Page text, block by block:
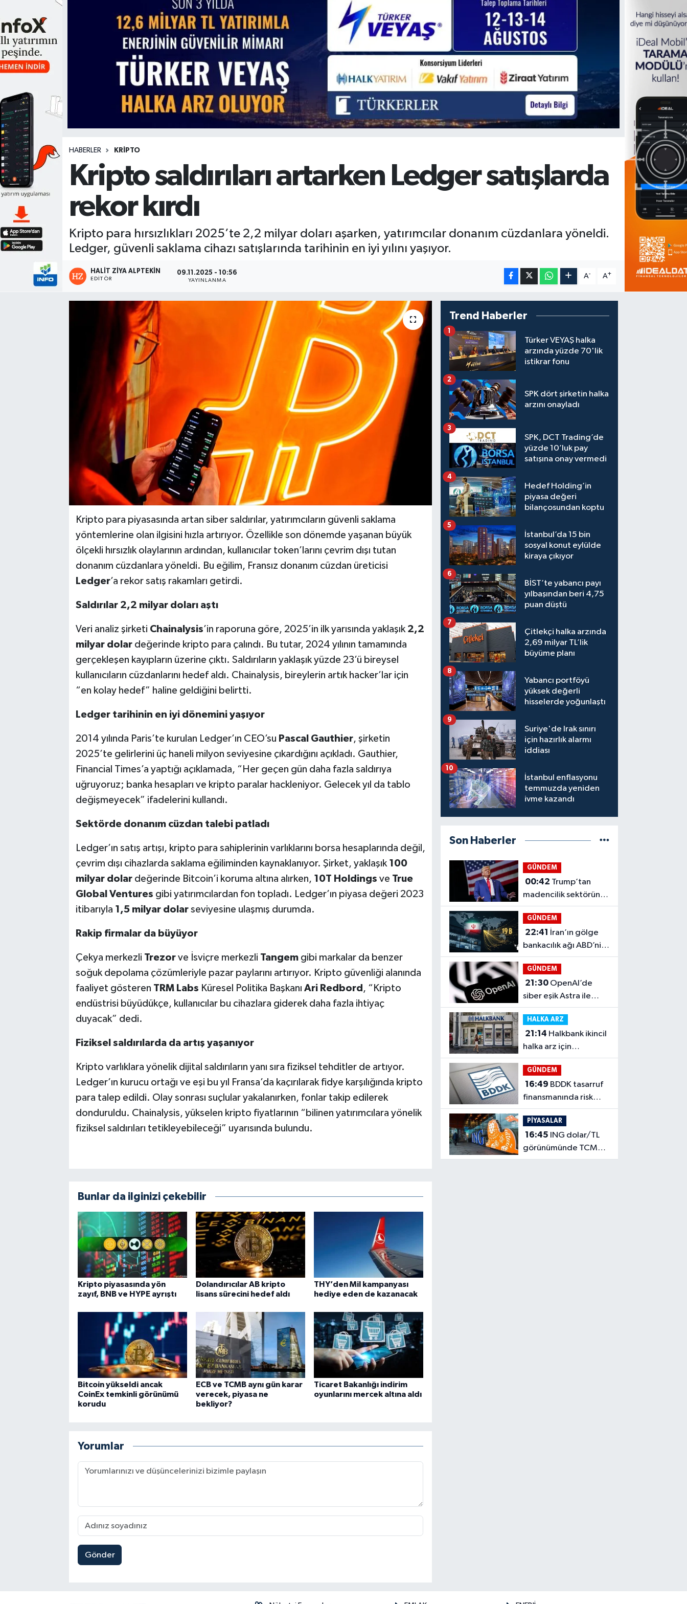
BİST100 13.779
BITCOIN 64.960,21 %0.87
HABERLER KRİPTO
Kripto saldırıları artarken Ledger satışlarda
rekor kırdı
Kripto para hırsızlıkları 2025’te 2,2 milyar doları aşarken, yatırımcılar donanım cüzdanlara yöneldi.
Ledger, güvenli saklama cihazı satışlarında tarihinin en iyi yılını yaşıyor.
HALIT ZIYA ALPTEKIN
EDITÖR
09.11.2025 - 10:56
YAYINLANMA
A- A+
Kripto para piyasasında artan siber saldırılar, yatırımcıların güvenli saklama
yöntemlerine olan ilgisini hızla artırıyor. Özellikle son dönemde yaşanan büyük
ölçekli hırsızlık olaylarının ardından, kullanıcılar token’larını çevrim dışı tutan
donanım cüzdanlara yöneldi. Bu eğilim, Fransız donanım cüzdan üreticisi
Ledger’a rekor satış rakamları getirdi.
Saldırılar 2,2 milyar doları aştı
Veri analiz şirketi Chainalysis’in raporuna göre, 2025’in ilk yarısında yaklaşık 2,2
milyar dolardeğerinde kripto para çalındı. Bu tutar, 2024 yılının tamamında
gerçekleşen kayıpların üzerine çıktı. Saldırıların yaklaşık yüzde 23’ü bireysel
kullanıcıların cüzdanlarını hedef aldı. Chainalysis, bireylerin artık hacker’lar için
“en kolay hedef” haline geldiğini belirtti.
Ledger tarihinin en iyi dönemini yaşıyor
2014 yılında Paris’te kurulan Ledger’ın CEO’su Pascal Gauthier, şirketin
2025’te gelirlerini üç haneli milyon seviyesine çıkardığını açıkladı. Gauthier,
Financial Times’a yaptığı açıklamada, “Her geçen gün daha fazla saldırıya
uğruyoruz; banka hesapları ve kripto paralar hackleniyor. Gelecek yıl da tablo
değişmeyecek” ifadelerini kullandı.
Sektörde donanım cüzdan talebi patladı
Ledger’ın satış artışı, kripto para sahiplerinin varlıklarını borsa hesaplarında değil,
çevrim dışı cihazlarda saklama eğiliminden kaynaklanıyor. Şirket, yaklaşık 100
milyar dolardeğerinde Bitcoin’i koruma altına alırken, 10T Holdings ve True
Global Ventures gibi yatırımcılardan fon topladı. Ledger’ın piyasa değeri 2023
itibarıyla 1,5 milyar dolarseviyesine ulaşmış durumda.
Rakip firmalar da büyüyor
Çekya merkezli Trezorve İsviçre merkezli Tangemgibi markalar da benzer
soğuk depolama çözümleriyle pazar paylarını artırıyor. Kripto güvenliği alanında
faaliyet gösteren TRM Labs Küresel Politika Başkanı Ari Redbord , “Kripto
endüstrisi büyüdükçe, kullanıcılar bu cihazlara giderek daha fazla ihtiyaç
duyacak” dedi.
Fiziksel saldırılarda da artış yaşanıyor
Kripto varlıklara yönelik dijital saldırıların yanı sıra fiziksel tehditler de artıyor.
Ledger’ın kurucu ortağı ve eşi bu yıl Fransa’da kaçırılarak fidye karşılığında kripto
para talep edildi. Olay sonrası suçlular yakalanırken, fonlar takip edilerek
donduruldu. Chainalysis, yükselen kripto fiyatlarının “bilinen yatırımcılara yönelik
fiziksel saldırıları tetikleyebileceği” uyarısında bulundu.
Bunlar da ilginizi çekebilir
Kripto piyasasında yön
zayıf, BNB ve HYPE ayrıştı
Dolandırıcılar AB kripto
lisans sürecini hedef aldı
THY’den Mil kampanyası
hediye eden de kazanacak
Bitcoin yükseldi ancak
CoinEx temkinli görünümü
korudu
ECB ve TCMB aynı gün karar
verecek, piyasa ne
bekliyor?
Ticaret Bakanlığı indirim
oyunlarını mercek altına aldı
Yorumlar
Gönder
Trend Haberler
Türker VEYAŞ halka
arzında yüzde 70'lik
istikrar fonu
1
SPK dört şirketin halka
arzını onayladı
2
SPK, DCT Trading’de
yüzde 10’luk pay
satışına onay vermedi
3
Hedef Holding’in
piyasa değeri
bilançosundan koptu
4
İstanbul’da 15 bin
sosyal konut eylülde
kiraya çıkıyor
5
BİST’te yabancı payı
yılbaşından beri 4,75
puan düştü
6
Çitlekçi halka arzında
2,69 milyar TL’lik
büyüme planı
7
Yabancı portföyü
yüksek değerli
hisselerde yoğunlaştı
8
Suriye'de Irak sınırı
için hazırlık alarmı
iddiası
9
İstanbul enflasyonu
temmuzda yeniden
ivme kazandı
10
Son Haberler
GÜNDEM
00:42
madencilik sektörüne
3 milyar dolarlık hamle
GÜNDEM
22:41
bankacılık ağı ABD’nin
hedefinde
GÜNDEM
21:30
siber eşik Astra ile
kritik sınıra yaklaştı
HALKA ARZ
21:14
halka arz için
düğmeye bastı
GÜNDEM
16:49
finansmanında risk
sınırlarını sıkılaştırdı
PİYASALAR
16:45
görünümünde TCMB
için faiz alanı görüyor